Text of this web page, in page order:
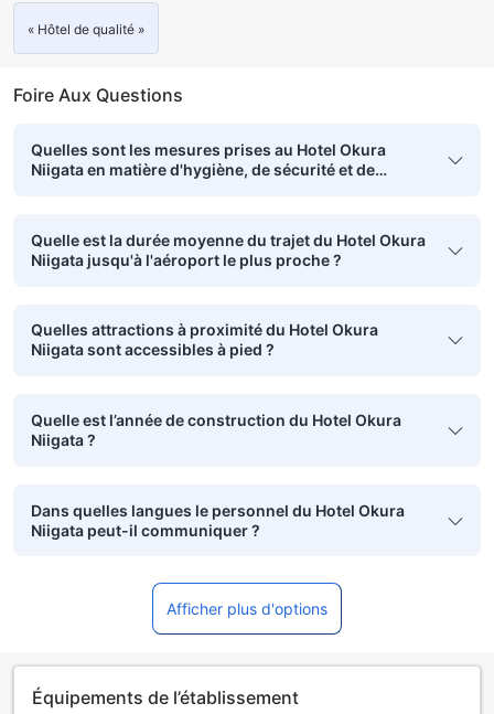
« Hôtel de qualité »
Foire Aux Questions
Quelles sont les mesures prises au Hotel Okura
Niigata en matière d'hygiène, de sécurité et de
Quelle est la durée moyenne du trajet du Hotel Okura
Niigata jusqu'à l'aéroport le plus proche ?
Quelles attractions à proximité du Hotel Okura
Niigata sont accessibles à pied ?
Quelle est l’année de construction du Hotel Okura
Niigata ?
Dans quelles langues le personnel du Hotel Okura
Niigata peut-il communiquer ?
Afficher plus d'options
Équipements de l’établissement